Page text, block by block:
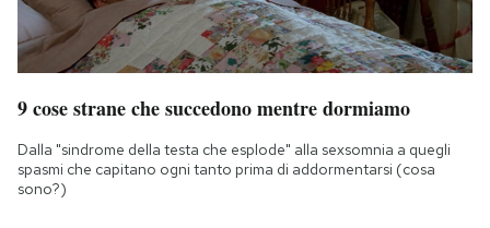
9 cose strane che succedono mentre dormiamo
Dalla "sindrome della testa che esplode" alla sexsomnia a quegli
spasmi che capitano ogni tanto prima di addormentarsi (cosa
sono?)